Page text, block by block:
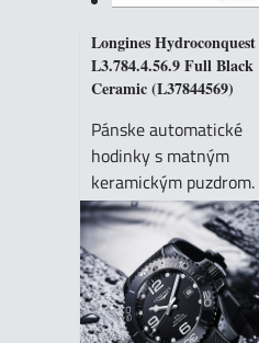
Longines Hydroconquest
L3.784.4.56.9 Full Black
Ceramic (L37844569)
Pánske automatické
hodinky s matným
keramickým puzdrom.